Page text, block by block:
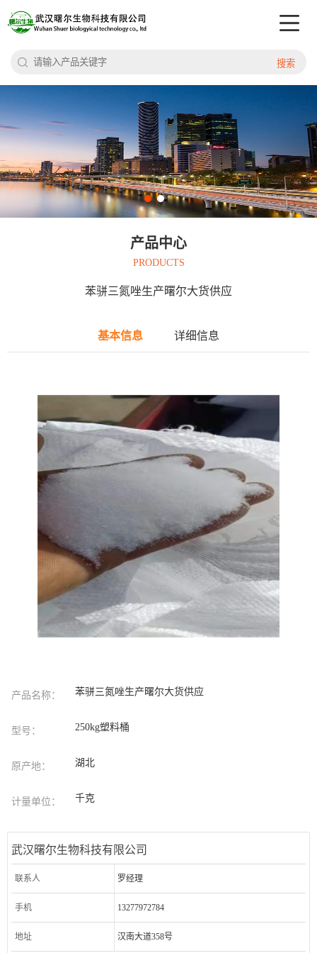
搜索
产品中心
PRODUCTS
苯骈三氮唑生产曙尔大货供应
基本信息 详细信息
产品名称： 苯骈三氮唑生产曙尔大货供应
型号： 250kg塑料桶
原产地： 湖北
计量单位： 千克
武汉曙尔生物科技有限公司
联系人 罗经理
手机 13277972784
地址 汉南大道358号